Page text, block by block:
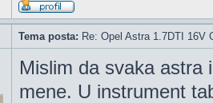
Tema posta: Re: Opel Astra 1.7DTI 16V
Mislim da svaka astra
mene. U instrument